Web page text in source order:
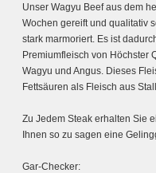
Unser Wagyu Beef aus dem
Wochen gereift und qualitativ
stark marmoriert. Es ist
Premiumfleisch von Höchster
Wagyu und Angus. Dieses
Fettsäuren als Fleisch aus
Zu Jedem Steak erhalten Sie
Ihnen so zu sagen eine
Gar-Checker: